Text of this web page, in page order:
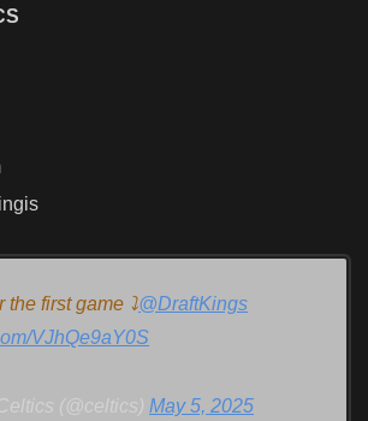
the first game ⤵️@DraftKings
VJhQe9aY0S
(@celtics) May 5, 2025